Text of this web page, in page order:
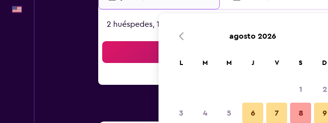
2 huéspedes, 1 habitación
agosto 2026
L M M J V S D
1 2
3 4 5 6 7 8 9